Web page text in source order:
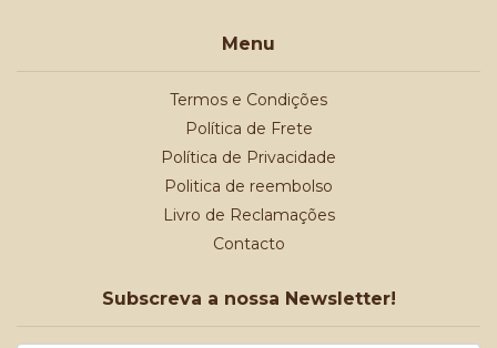
Menu
Termos e Condições
Política de Frete
Política de Privacidade
Politica de reembolso
Livro de Reclamações
Contacto
Subscreva a nossa Newsletter!